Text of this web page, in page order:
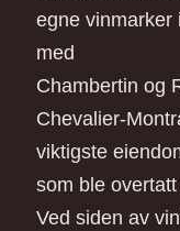
egne vinmarker
med
Chambertin og
Chevalier-
viktigste
som ble
Ved siden av